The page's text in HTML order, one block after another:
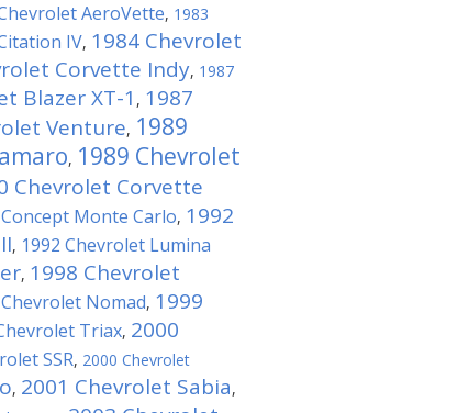
AeroVette, 1983
IV, 1984 Chevrolet
Corvette Indy, 1987
Blazer XT-1 , 1987
Venture, 1989
, 1989 Chevrolet
Chevrolet Corvette
Monte Carlo, 1992
, 1992 Chevrolet Lumina
, 1998 Chevrolet
Nomad, 1999
Triax, 2000
SSR, 2000 Chevrolet
, 2001 Chevrolet Sabia,